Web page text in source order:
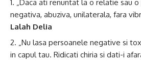
„Daca ati renuntat la o relatie sau
negativa, abuziva, unilaterala, fara
Lalah Delia
„Nu lasa persoanele negative si
in capul tau. Ridicati chiria si dati-i